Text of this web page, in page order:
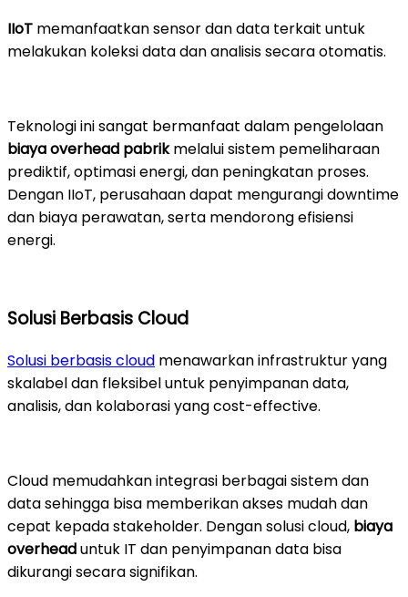
IIoT memanfaatkan sensor dan data terkait untuk
melakukan koleksi data dan analisis secara otomatis.
Teknologi ini sangat bermanfaat dalam pengelolaan
biaya overhead pabrikmelalui sistem pemeliharaan
prediktif, optimasi energi, dan peningkatan proses.
Dengan IIoT, perusahaan dapat mengurangi downtime
dan biaya perawatan, serta mendorong efisiensi
energi.
Solusi Berbasis Cloud
Solusi berbasis cloud menawarkan infrastruktur yang
skalabel dan fleksibel untuk penyimpanan data,
analisis, dan kolaborasi yang cost-effective.
Cloud memudahkan integrasi berbagai sistem dan
data sehingga bisa memberikan akses mudah dan
cepat kepada stakeholder. Dengan solusi cloud, biaya
overheaduntuk IT dan penyimpanan data bisa
dikurangi secara signifikan.